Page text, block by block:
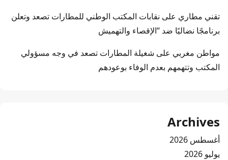
تقني مطاري على نقابات المكتب الوطني للمطارات تصعد وتعلن
برنامجًا نضاليًا ضد “الإقصاء والتهميش
مواطن مغربي على شغيلة المطارات تصعد في وجه مسؤولي
المكتب وتتهمهم بعدم الوفاء بوعودهم
Archives
أغسطس 2026
يوليو 2026